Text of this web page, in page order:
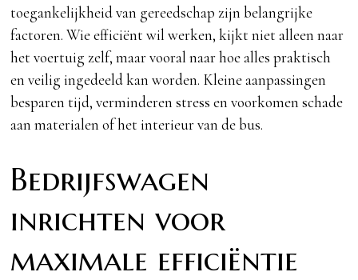
toegankelijkheid van gereedschap zijn belangrijke
factoren. Wie efficiënt wil werken, kijkt niet alleen naar
het voertuig zelf, maar vooral naar hoe alles praktisch
en veilig ingedeeld kan worden. Kleine aanpassingen
besparen tijd, verminderen stress en voorkomen schade
aan materialen of het interieur van de bus.
Bedrijfswagen
inrichten voor
maximale efficiëntie